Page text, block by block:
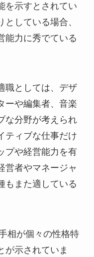
を示すとされてい
している場合、
能力に秀でている
職としては、デザ
ーや編集者、音楽
な分野が考えられ
ティブな仕事だけ
プや経営能力を有
営者やマネージャ
もまた適している
相が個々の性格特
が示されていま